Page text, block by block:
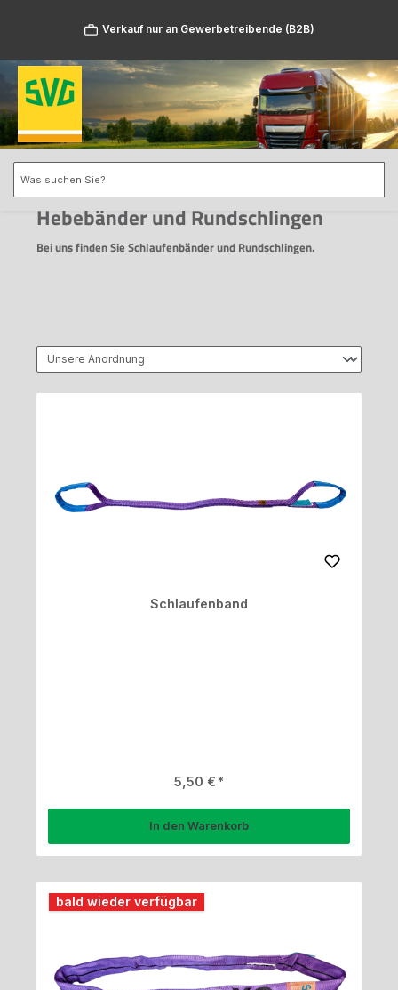
Verkauf nur an Gewerbetreibende (B2B)
Hebebänder und Rundschlingen
Bei uns finden Sie Schlaufenbänder und Rundschlingen.
Schlaufenband
Regulärer Preis:
5,50 €
In den Warenkorb
bald wieder verfügbar